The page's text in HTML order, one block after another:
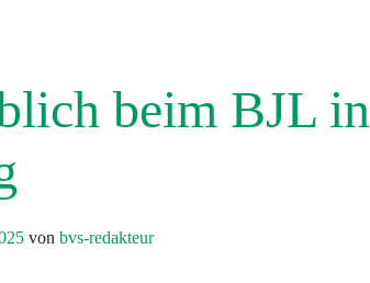
beim BJL in
von bvs-redakteur